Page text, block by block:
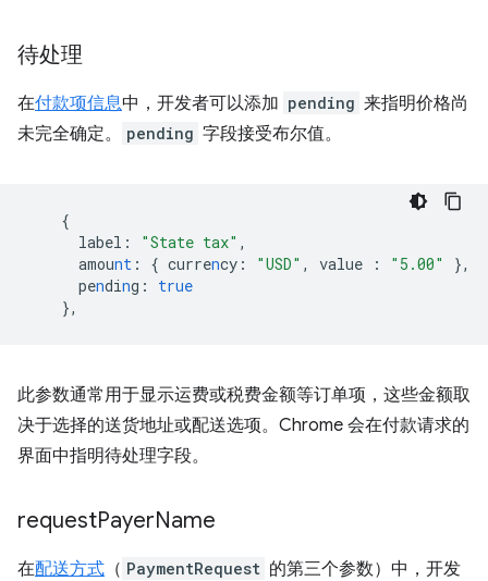
待处理
在付款项信息中，开发者可以添加 pending 来指明价格尚
未完全确定。
pending 字段接受布尔值。
{
label : "State tax" ,
amount : { currency : "USD" , value : "5.00"
},
pending :
true
},
此参数通常用于显示运费或税费金额等订单项，这些金额取
决于选择的送货地址或配送选项。Chrome 会在付款请求的
界面中指明待处理字段。
requestPayerName
在配送方式 （ PaymentRequest 的第三个参数）中，开发